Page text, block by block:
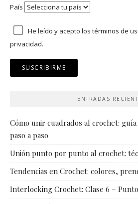
País
He leído y acepto los términos de
privacidad.
ENTRADAS
Cómo unir cuadrados al crochet:
paso a paso
Unión punto por punto al crochet:
Tendencias en Crochet: colores,
Interlocking Crochet: Clase 6 –